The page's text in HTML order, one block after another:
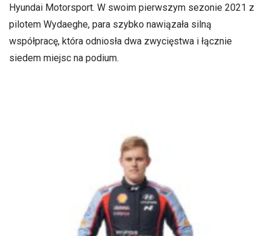
Hyundai Motorsport. W swoim pierwszym sezonie 2021 z
pilotem Wydaeghe, para szybko nawiązała silną
współpracę, która odniosła dwa zwycięstwa i łącznie
siedem miejsc na podium.